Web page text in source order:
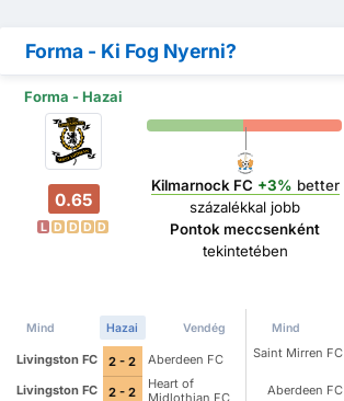
Forma - Ki Fog Nyerni?
Forma - Hazai
0.65
L D D D D
Kilmarnock FC +3% better
százalékkal jobb
Pontok meccsenként
tekintetében
Mind Hazai Vendég
Livingston FC 2 - 2
Aberdeen FC
Livingston FC
2 - 2
Heart of
Mind
Saint Mirren FC
Aberdeen FC